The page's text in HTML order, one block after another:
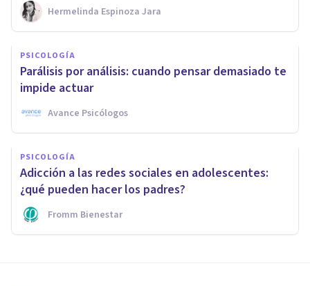
Hermelinda Espinoza Jara
PSICOLOGÍA
Parálisis por análisis: cuando pensar demasiado te
impide actuar
Avance Psicólogos
PSICOLOGÍA
Adicción a las redes sociales en adolescentes:
¿qué pueden hacer los padres?
Fromm Bienestar